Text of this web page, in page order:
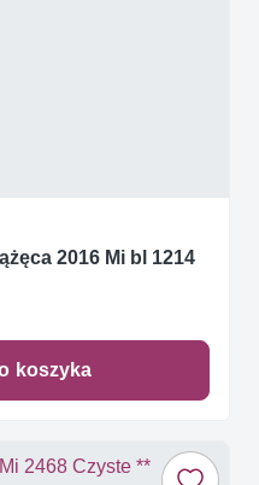
2016 Mi bl 1214
koszyka